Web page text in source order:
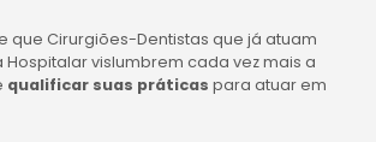
que Cirurgiões-Dentistas que já atuam
vislumbrem cada vez mais a
qualificar suas práticas para atuar em